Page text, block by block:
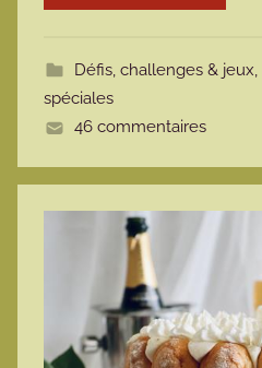
e
Défis, challenges & jeux,
spéciales
46 commentaires